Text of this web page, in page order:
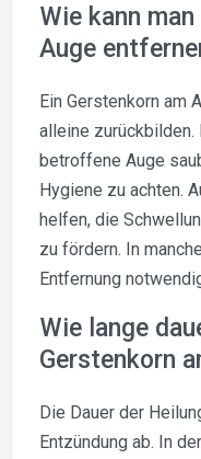
Wie kann
Auge
Ein Gerstenkorn am
alleine
betroffene Auge
Hygiene zu achten.
helfen, die
zu fördern. In
Entfernung
Wie lange
Gerstenkorn
Die Dauer der
Entzündung ab. In